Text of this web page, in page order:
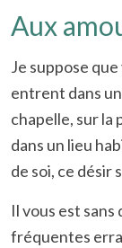
Aux
Je suppose
entrent dans
chapelle, sur la
dans un lieu
de soi, ce désir
Il vous est
fréquentes